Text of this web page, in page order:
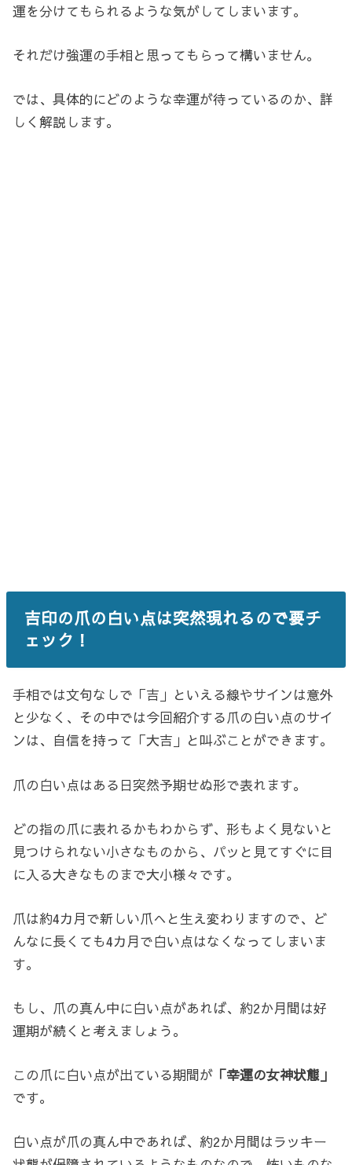
運を分けてもられるような気がしてしまいます。
それだけ強運の手相と思ってもらって構いません。
では、具体的にどのような幸運が待っているのか、詳
しく解説します。
吉印の爪の白い点は突然現れるので要チ
ェック！
手相では文句なしで「吉」といえる線やサインは意外
と少なく、その中では今回紹介する爪の白い点のサイ
ンは、自信を持って「大吉」と叫ぶことができます。
爪の白い点はある日突然予期せぬ形で表れます。
どの指の爪に表れるかもわからず、形もよく見ないと
見つけられない小さなものから、パッと見てすぐに目
に入る大きなものまで大小様々です。
爪は約4カ月で新しい爪へと生え変わりますので、ど
んなに長くても4カ月で白い点はなくなってしまいま
す。
もし、爪の真ん中に白い点があれば、約2か月間は好
運期が続くと考えましょう。
この爪に白い点が出ている期間が 「幸運の女神状態」
です。
白い点が爪の真ん中であれば、約2か月間はラッキー